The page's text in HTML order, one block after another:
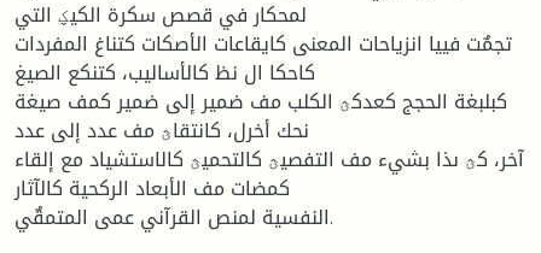
لمحكار في قصص سكرة الكيؼ التي
تجمٌت فييا انزياحات المعنى كايقاعات الأصكات كتناغ المفردات
كاحكا ال نظ كالأساليب، كتنكع الصيغ
كبلبغة الحجج كعدكؿ الكلب مف ضمير إلى ضمير كمف صيغة
نحك أخرل، كانتقاؿ مف عدد إلى عدد
آخر، كؿ ىذا بشيء مف التفصيؿ كالتحميؿ كالاستشياد مع إلقاء
كمضات مف الأبعاد الركحية كالآثار
النفسية لمنص القرآني عمى المتمقٌي.